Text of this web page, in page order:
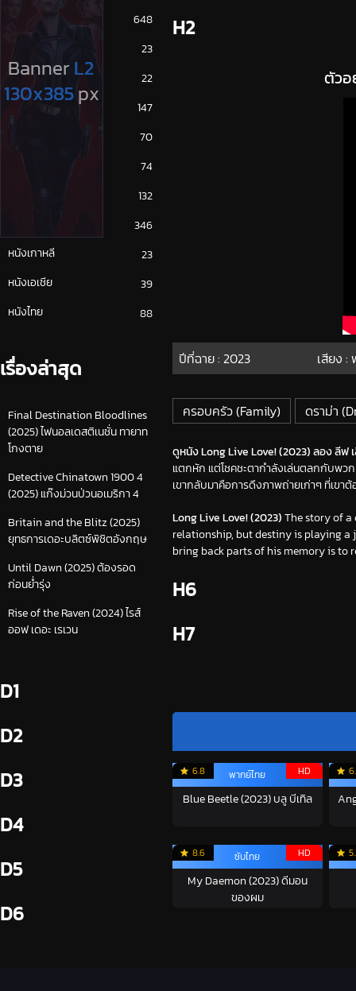
NETFLIX
648
23
ซีรีย์ญี่ปุ่น
22
ซีรีย์ฝรั่ง
147
70
74
132
346
หนังเกาหลี
23
หนังเอเชีย
39
หนังไทย
88
เรื่องล่าสุด
Final Destination Bloodlines
(2025) ไฟนอลเดสติเนชั่น ทายาท
โกงตาย
Detective Chinatown 1900 4
(2025) แก๊งม่วนป่วนอเมริกา 4
Britain and the Blitz (2025)
ยุทธการเดอะบลิตซ์พิชิตอังกฤษ
Until Dawn (2025) ต้องรอด
ก่อนย่ำรุ่ง
Rise of the Raven (2024) ไรส์
ออฟ เดอะ เรเวน
D1
D2
D3
D4
D5
D6
H2
ตัวอ
ปีที่ฉาย : 2023 เสียง :
ครอบครัว (Family) ดราม่า
ดูหนัง Long Live Love! (2023) ลอง ลีฟ
แตกหัก แต่โชคชะตากำลังเล่นตลกกับพว
เขากลับมาคือการดึงภาพถ่ายเก่าๆ ที่เข
Long Live Love! (2023)The story of a
relationship, but destiny is playing a
bring back parts of his memory is to
H6
H7
6.8 HD
พากย์ไทย
Blue Beetle (2023) บลู บีเทิล
8.6 HD
ซับไทย
My Daemon (2023) ดีมอน
ของผม